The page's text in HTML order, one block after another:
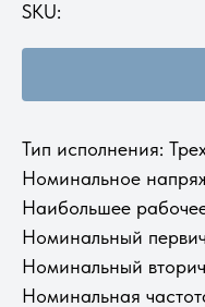
SKU:
Тип исполнения:
Номинальное
Наибольшее
Номинальный
Номинальный
Номинальная